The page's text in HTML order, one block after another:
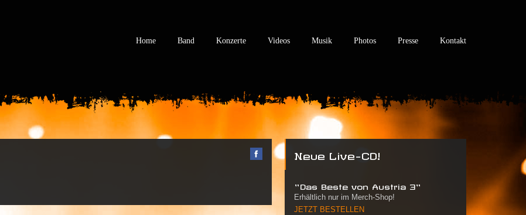
Home Band Konzerte Videos Musik Photos Presse Kontakt
Neue Live-CD!
"Das Beste von Austria 3"
Erhältlich nur im Merch-Shop!
JETZT BESTELLEN